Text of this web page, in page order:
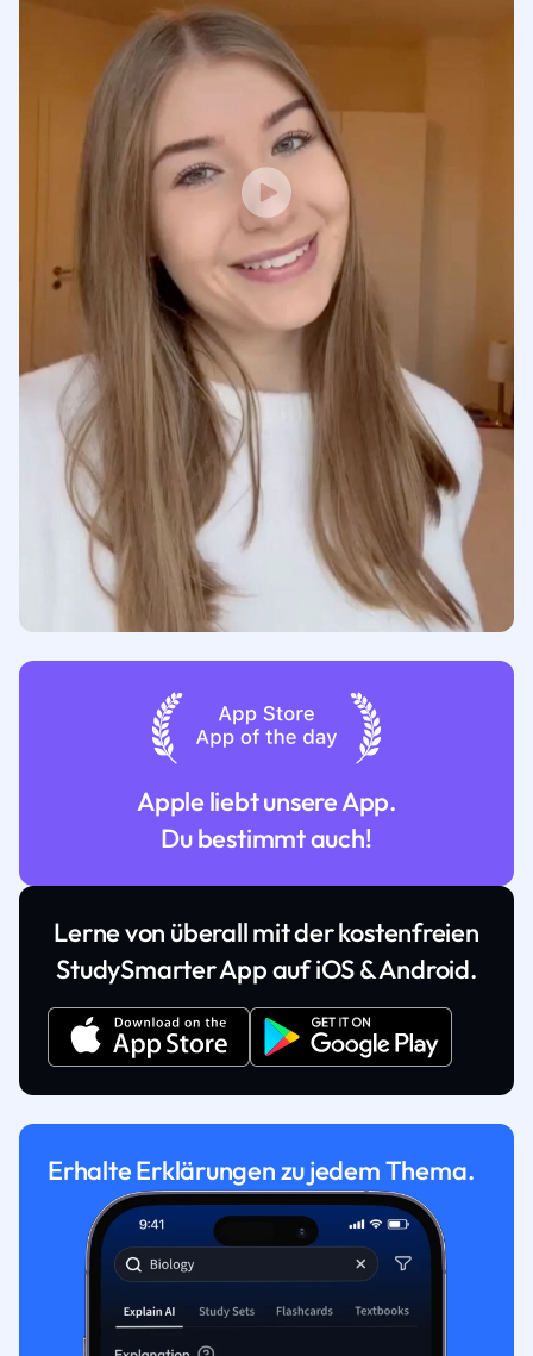
Apple liebt unsere App.
Du bestimmt auch!
Lerne von überall mit der kostenfreien
StudySmarter App auf iOS & Android.
Erhalte Erklärungen zu jedem Thema.